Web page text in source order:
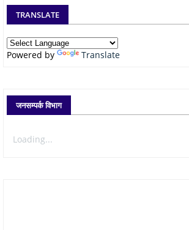
TRANSLATE
Powered by Translate
जनसम्पर्क विभाग
Loading...